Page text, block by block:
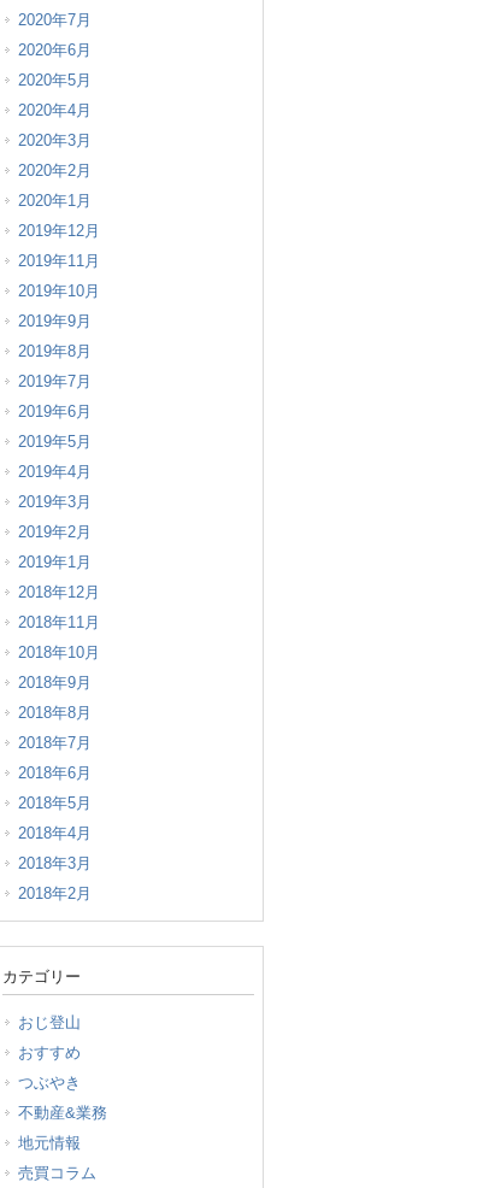
2020年7月
2020年6月
2020年5月
2020年4月
2020年3月
2020年2月
2020年1月
2019年12月
2019年11月
2019年10月
2019年9月
2019年8月
2019年7月
2019年6月
2019年5月
2019年4月
2019年3月
2019年2月
2019年1月
2018年12月
2018年11月
2018年10月
2018年9月
2018年8月
2018年7月
2018年6月
2018年5月
2018年4月
2018年3月
2018年2月
カテゴリー
おじ登山
おすすめ
つぶやき
不動産&業務
地元情報
売買コラム